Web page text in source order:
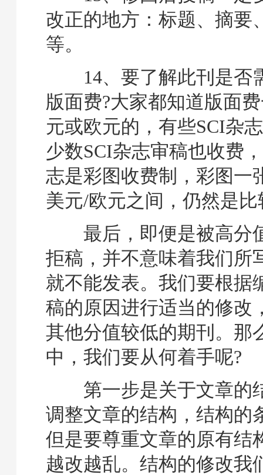
改正的地方：标题、摘要
等。
14、要了解此刊是否
版面费?大家都知道版面
元或欧元的，有些SCI杂
少数SCI杂志审稿也收费
志是彩图收费制，彩图一
美元/欧元之间，仍然是
最后，即便是被高分
拒稿，并不意味着我们所
就不能发表。我们要根据
稿的原因进行适当的修改
其他分值较低的期刊。那
中，我们要从何着手呢?
第一步是关于文章的
调整文章的结构，结构的
但是要尊重文章的原有结
越改越乱。结构的修改我